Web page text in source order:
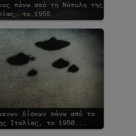
πάνω από τη Νάπολη της
το 1955...
δίσκων πάνω από το
Ιταλίας, το 1950...